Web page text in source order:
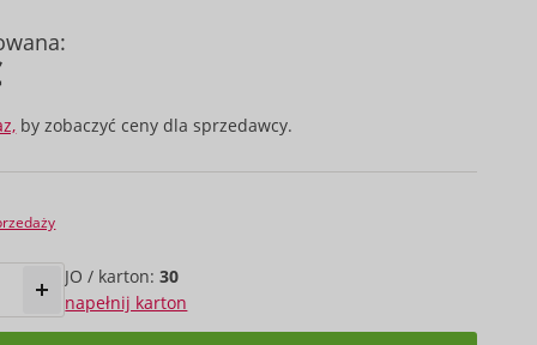
by zobaczyć ceny dla sprzedawcy.
JO / karton:30
napełnij karton